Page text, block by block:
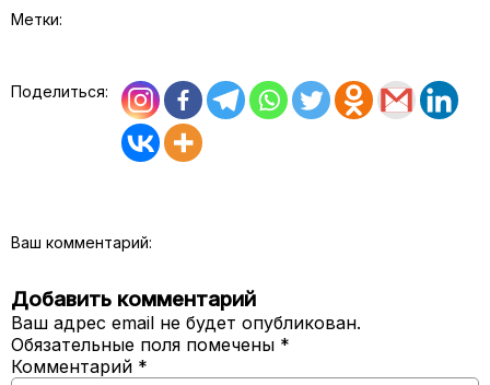
Метки:
Поделиться:
Ваш комментарий:
Добавить комментарий
Ваш адрес email не будет опубликован.
Обязательные поля помечены *
Комментарий *